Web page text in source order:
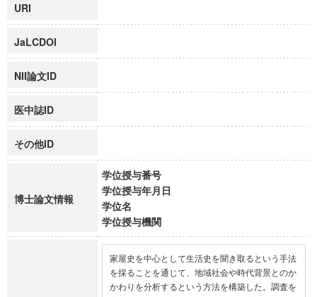
URI
JaLCDOI
NII論文ID
医中誌ID
その他ID
博士論文情報
学位授与番号
学位授与年月日
学位名
学位授与機関
家屋史を中心として生活史を聞き取るという手法
を採ることを通じて、地域社会や時代背景とのか
かわりを分析するという方法を構築した。調査を